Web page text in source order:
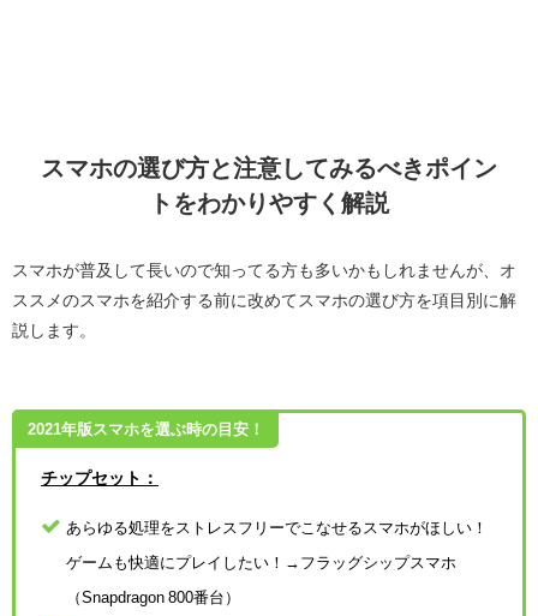
スマホの選び方と注意してみるべきポイン
トをわかりやすく解説
スマホが普及して長いので知ってる方も多いかもしれませんが、オ
ススメのスマホを紹介する前に改めてスマホの選び方を項目別に解
説します。
2021年版スマホを選ぶ時の目安！
チップセット：
あらゆる処理をストレスフリーでこなせるスマホがほしい！
ゲームも快適にプレイしたい！→フラッグシップスマホ
（Snapdragon 800番台）